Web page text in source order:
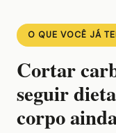
O QUE VOCÊ JÁ
Cortar
seguir
corpo